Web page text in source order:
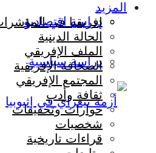
دراسة اقتصادية
دراسة سياسية
المزيد
إفريقيا في المؤشرات
الحالة الدينية
الملف الإفريقي
الصحافة الإفريقية
المجتمع الإفريقي
ثقافة وأدب
حوارات وتحقيقات
شخصيات
قراءات تاريخية